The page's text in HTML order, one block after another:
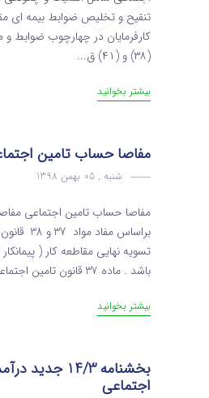
تنقیح و تخلیص ضوابط بیمه ای
کارفرمایان در چهارچوب ضوابط
(۳۸) و (۴۱) ق...
بیشتر بخوانید
مفاصا حساب تامین
شنبه , 05 بهمن 1398
مفاصا حساب تامین اجتماعی
براساس
تسویه نهایی مقاطعه کار (
باشد . ماده 37 قانون تامین اجتماعی مقرر می دارد : هنگام نقل ...
بیشتر بخوانید
بخشنامه 14/3
اجتماعی